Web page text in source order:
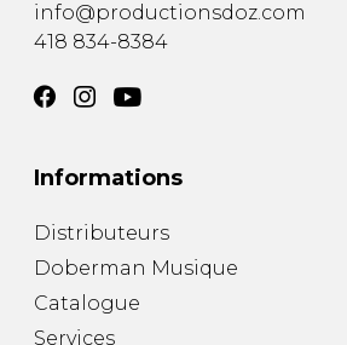
info@productionsdoz.com
418 834-8384
Informations
Distributeurs
Doberman Musique
Catalogue
Services